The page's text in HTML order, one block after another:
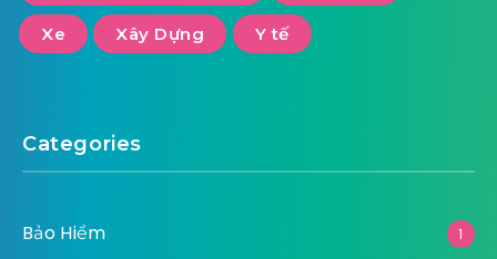
Xe Xây Dựng Y tế
Categories
Bảo Hiểm 1